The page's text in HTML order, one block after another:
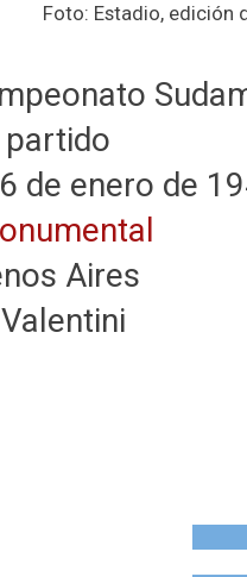
Foto: Estadio, edición
partido
de enero de
Aires